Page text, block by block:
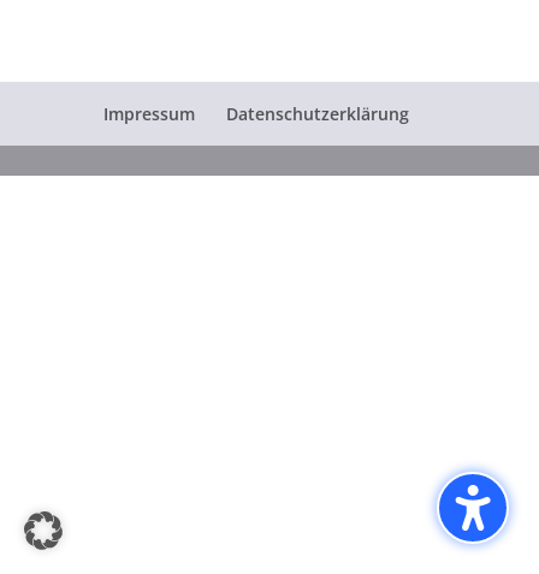
Impressum Datenschutzerklärung